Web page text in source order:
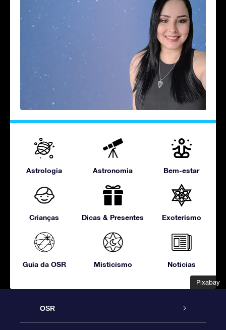
Pixabay
Pixabay
Astrologia Astronomia Bem-estar
Crianças Dicas & Presentes Exoterismo
Guia da OSR Misticismo Notícias
OSR